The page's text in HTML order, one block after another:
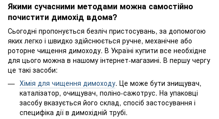
Якими сучасними методами можна самостійно
почистити димохід вдома?
Сьогодні пропонується безліч пристосувань, за допомогою
яких легко і швидко здійснюється ручне, механічне або
роторне чищення димоходу. В Україні купити все необхідне
для цього можна в нашому інтернет-магазині. В першу чергу
це такі засоби:
Хімія для чищення димоходу. Це може бути знищувач,
каталізатор, очищувач, поліно-сажотрус. На упаковці
засобу вказується його склад, спосіб застосування і
специфіка дії в димохідній трубі.